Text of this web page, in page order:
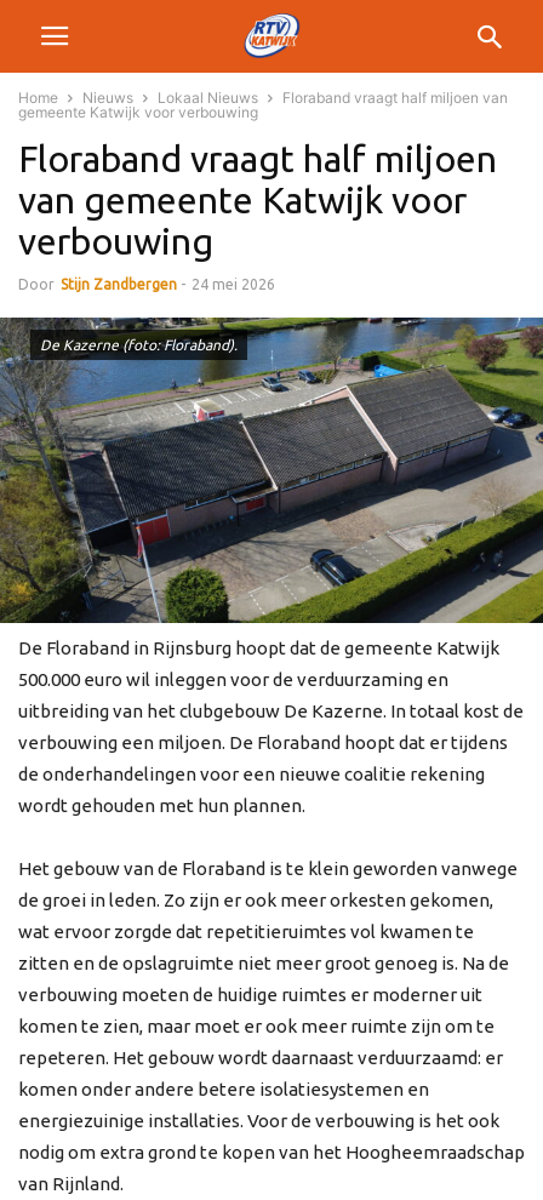
Home Nieuws Lokaal Nieuws
Floraband vraagt half miljoen van
gemeente Katwijk voor verbouwing
Floraband vraagt half miljoen
van gemeente Katwijk voor
verbouwing
Door Stijn Zandbergen - 24 mei 2026
De Kazerne (foto: Floraband).
De Floraband in Rijnsburg hoopt dat de gemeente Katwijk
500.000 euro wil inleggen voor de verduurzaming en
uitbreiding van het clubgebouw De Kazerne. In totaal kost de
verbouwing een miljoen. De Floraband hoopt dat er tijdens
de onderhandelingen voor een nieuwe coalitie rekening
wordt gehouden met hun plannen.
Het gebouw van de Floraband is te klein geworden vanwege
de groei in leden. Zo zijn er ook meer orkesten gekomen,
wat ervoor zorgde dat repetitieruimtes vol kwamen te
zitten en de opslagruimte niet meer groot genoeg is. Na de
verbouwing moeten de huidige ruimtes er moderner uit
komen te zien, maar moet er ook meer ruimte zijn om te
repeteren. Het gebouw wordt daarnaast verduurzaamd: er
komen onder andere betere isolatiesystemen en
energiezuinige installaties. Voor de verbouwing is het ook
nodig om extra grond te kopen van het Hoogheemraadschap
van Rijnland.